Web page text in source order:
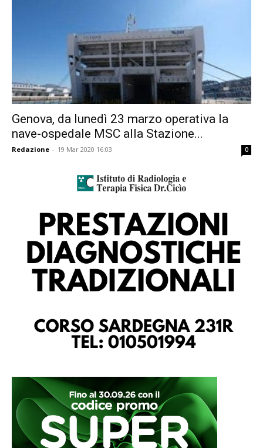
Genova, da lunedì 23 marzo operativa la
nave-ospedale MSC alla Stazione...
Redazione - 19 Mar 2020 16:03 0